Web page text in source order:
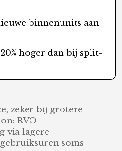
binnenunits aan
hoger dan bij split-
zeker bij grotere
RVO
via lagere
soms